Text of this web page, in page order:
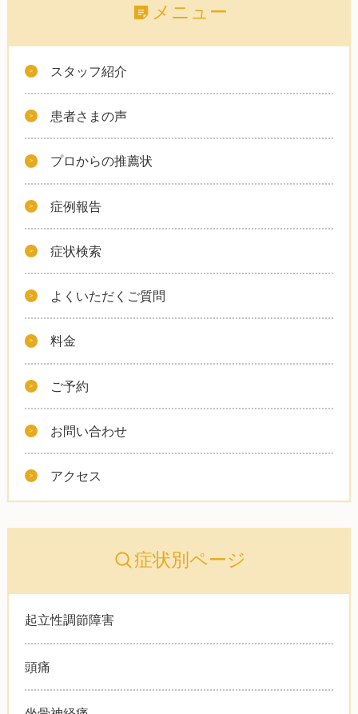
メニュー
スタッフ紹介
患者さまの声
プロからの推薦状
症例報告
症状検索
よくいただくご質問
料金
ご予約
お問い合わせ
アクセス
症状別ページ
起立性調節障害
頭痛